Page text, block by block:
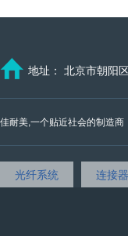
地址： 北京市朝阳
佳耐美,一个贴近社会的制造
光纤系统 连接器